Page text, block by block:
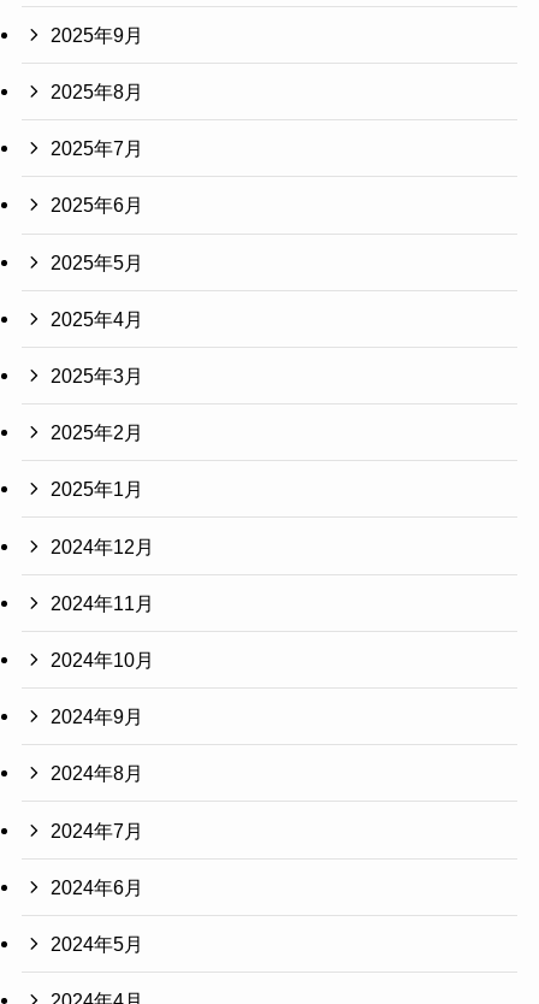
2025年9月
2025年8月
2025年7月
2025年6月
2025年5月
2025年4月
2025年3月
2025年2月
2025年1月
2024年12月
2024年11月
2024年10月
2024年9月
2024年8月
2024年7月
2024年6月
2024年5月